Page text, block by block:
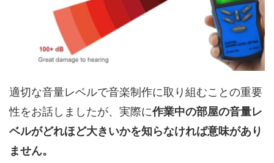
適切な音量レベルで音楽制作に取り組むことの重要
性をお話しましたが、実際に作業中の部屋の音量レ
ベルがどれほど大きいかを知らなければ意味があり
ません。